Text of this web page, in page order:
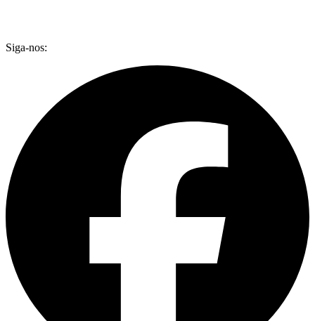
Siga-nos: